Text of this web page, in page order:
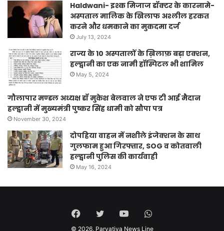
Haldwani- इश्क मिजाज डॉक्टर के कारनामे-
अस्पताल मालिक के खिलाफ अश्लील हरकत
करने और धमकाने का मुकदमा दर्ज
July 13, 2024
राज्य के 10 अस्पतालों के ख़िलाफ़ बड़ा एक्शन,
हल्द्वानी का एक नामी हॉस्पिटल भी शामिल
May 5, 2024
गौलापार मण्डल अध्यक्ष डॉ मुकेश बेलवाल ने एफ टी आई मैदान
हल्द्वानी में मुख्यमंत्री पुष्कर सिंह धामी को सौपा पत्र
November 30, 2024
दोपहिया वाहन में नशीले इंजेक्शन के साथ
गुलफाम हुआ गिरफ्तार, SOG व कोतवाली
हल्द्वानी पुलिस की कार्यवाही
May 16, 2024
Facebook
TwitterYouTubeWhatsApp
© 2026, Parvatiya News Line